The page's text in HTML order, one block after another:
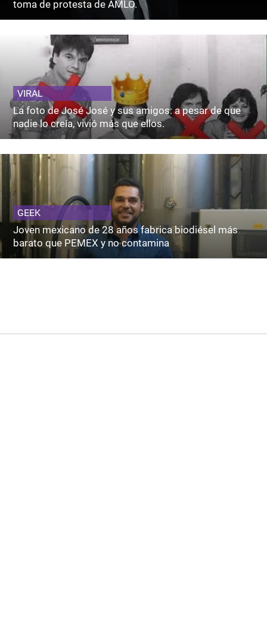
toma de protesta de AMLO.
VIRAL
La foto de José José y sus amigos: a pesar de que
nadie lo creía, vivió más que ellos.
GEEK
Joven mexicano de 28 años fabrica biodiésel más
barato que PEMEX y no contamina